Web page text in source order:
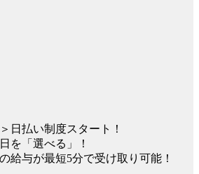
日払い制度スタート！
を「選べる」！
給与が最短5分で受け取り可能！